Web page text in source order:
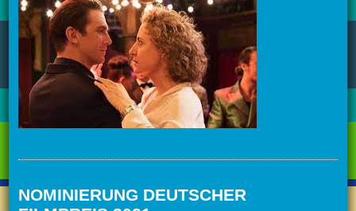
NOMINIERUNG DEUTSCHER